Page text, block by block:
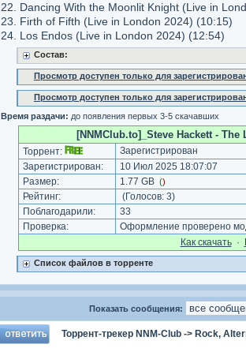
22. Dancing With the Moonlit Knight (Live in
23. Firth of Fifth (Live in London 2024) (10:15)
24. Los Endos (Live in London 2024) (12:54)
Состав:
Просмотр доступен только для
Просмотр доступен только для
Время раздачи: до появления первых 3-5 скачавших
[NNMClub.to]_Steve Hackett -
Торрент:
Зарегистрирован
Зарегистрирован:
10 Июл 2025 18:07:07
Размер:
1.77 GB ()
Рейтинг: (Голосов: 3)
Поблагодарили:
33
Проверка:
Оформление проверено
Как cкачать·
Список файлов в торренте
Показать сообщения:
Торрент-трекер NNM-Club -> Rock,